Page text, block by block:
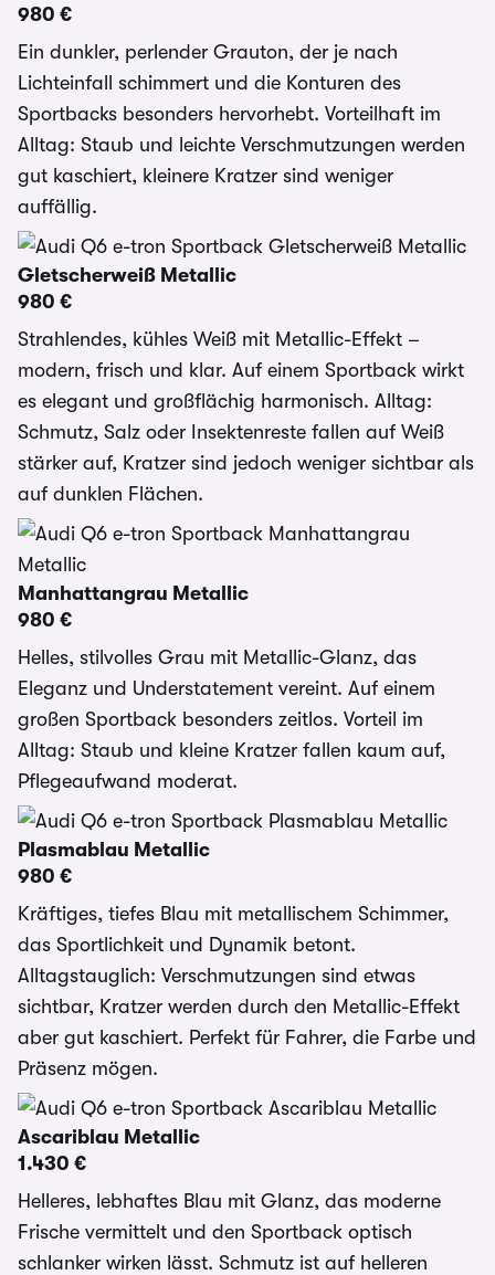
980 €
Ein dunkler, perlender Grauton, der je nach
Lichteinfall schimmert und die Konturen des
Sportbacks besonders hervorhebt. Vorteilhaft im
Alltag: Staub und leichte Verschmutzungen werden
gut kaschiert, kleinere Kratzer sind weniger
auffällig.
Gletscherweiß Metallic
980 €
Strahlendes, kühles Weiß mit Metallic-Effekt –
modern, frisch und klar. Auf einem Sportback wirkt
es elegant und großflächig harmonisch. Alltag:
Schmutz, Salz oder Insektenreste fallen auf Weiß
stärker auf, Kratzer sind jedoch weniger sichtbar als
auf dunklen Flächen.
Manhattangrau Metallic
980 €
Helles, stilvolles Grau mit Metallic-Glanz, das
Eleganz und Understatement vereint. Auf einem
großen Sportback besonders zeitlos. Vorteil im
Alltag: Staub und kleine Kratzer fallen kaum auf,
Pflegeaufwand moderat.
Plasmablau Metallic
980 €
Kräftiges, tiefes Blau mit metallischem Schimmer,
das Sportlichkeit und Dynamik betont.
Alltagstauglich: Verschmutzungen sind etwas
sichtbar, Kratzer werden durch den Metallic-Effekt
aber gut kaschiert. Perfekt für Fahrer, die Farbe und
Präsenz mögen.
Ascariblau Metallic
1.430 €
Helleres, lebhaftes Blau mit Glanz, das moderne
Frische vermittelt und den Sportback optisch
schlanker wirken lässt. Schmutz ist auf helleren